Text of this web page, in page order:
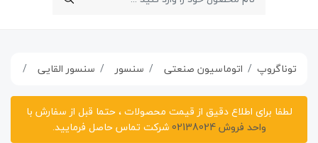
توناگروپ اتوماسیون صنعتی سنسور سنسور القایی
لطفا برای اطلاع دقیق از قیمت محصولات ، حتما قبل از سفارش با
واحد فروش 02138024
شرکت تماس حاصل فرمایید.